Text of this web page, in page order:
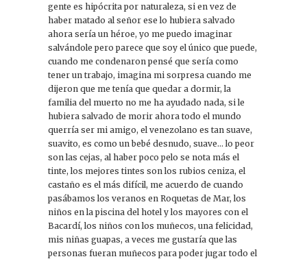
gente es hipócrita por naturaleza, si en vez de
haber matado al señor ese lo hubiera salvado
ahora sería un héroe, yo me puedo imaginar
salvándole pero parece que soy el único que puede,
cuando me condenaron pensé que sería como
tener un trabajo, imagina mi sorpresa cuando me
dijeron que me tenía que quedar a dormir, la
familia del muerto no me ha ayudado nada, si le
hubiera salvado de morir ahora todo el mundo
querría ser mi amigo, el venezolano es tan suave,
suavito, es como un bebé desnudo, suave… lo peor
son las cejas, al haber poco pelo se nota más el
tinte, los mejores tintes son los rubios ceniza, el
castaño es el más difícil, me acuerdo de cuando
pasábamos los veranos en Roquetas de Mar, los
niños en la piscina del hotel y los mayores con el
Bacardí, los niños con los muñecos, una felicidad,
mis niñas guapas, a veces me gustaría que las
personas fueran muñecos para poder jugar todo el